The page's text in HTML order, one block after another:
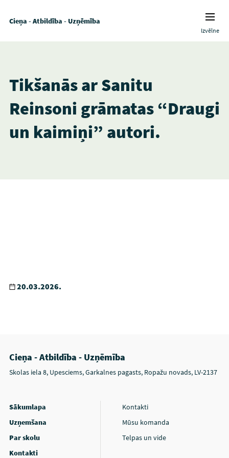
Cieņa - Atbildība - Uzņēmība
Izvēlne
Tikšanās ar Sanitu
Reinsoni grāmatas “Draugi
un kaimiņi” autori.
20.03.2026.
Cieņa - Atbildība - Uzņēmība
Skolas iela 8, Upesciems, Garkalnes pagasts, Ropažu novads, LV-2137
Sākumlapa
Uzņemšana
Par skolu
Kontakti
Kontakti
Mūsu komanda
Telpas un vide